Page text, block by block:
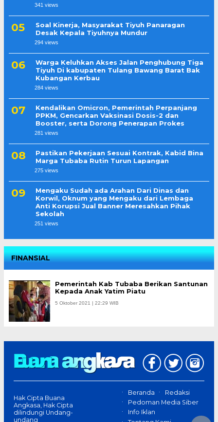
341 views
Soal Kinerja, Masyarakat Tiyuh Panaragan
Desak Kepala Tiyuhnya Mundur
294 views
Warga Keluhkan Akses Jalan Penghubung Tiga
Tiyuh Di kabupaten Tulang Bawang Barat Bak
Kubangan Kerbau
284 views
Kendalikan Omicron, Pemerintah Perpanjang
PPKM, Gencarkan Vaksinasi Dosis-2 dan
Booster, serta Dorong Penerapan Prokes
281 views
Pastikan Pekerjaan Sesuai Kontrak, Kabid Bina
Marga Tubaba Rutin Turun Lapangan
275 views
Mengaku Sudah ada Arahan Dari Dinas dan
Korwil, Oknum yang Mengaku dari Lembaga
Anti Korupsi Jual Banner Meresahkan Pihak
Sekolah
251 views
FINANSIAL
Pemerintah Kab Tubaba Berikan Santunan
Kepada Anak Yatim Piatu
5 Oktober 2021 | 22:29 WIB
Hak Cipta Buana
Angkasa, Hak Cipta
dilindungi Undang-
undang
Beranda
Redaksi
Pedoman Media Siber
Info Iklan